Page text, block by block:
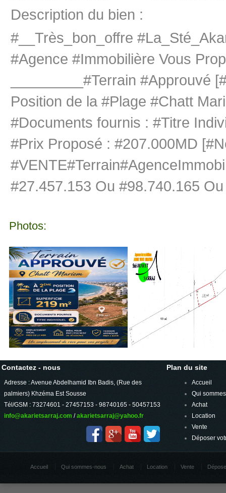
Description du bien :
#__Très_bon_offre
#Agence #Immobilière Vous
_________#Terrain #Approuvé
Position de la #Plage #Chatt
#Documents fournis : #Titre
#Prix Proposé : #207.000MD
#27.457.153 Ou #98.740.165
Photos:
Contactez - nous
Adresse : Avenue Abdelhamid Ibn Badis, (Rue des
palmiers) Khzéma Est Sousse
Tél/GSM : 73274601 - 27457153 - 98740165 - 50457153
info@akarietsarraj.com /akarietsarraj@yahoo.fr
Plan du site
Accueil
Qui
Achat
Location
Vente
Déposer
Accueil Qui sommes-nous Achat Location Vente